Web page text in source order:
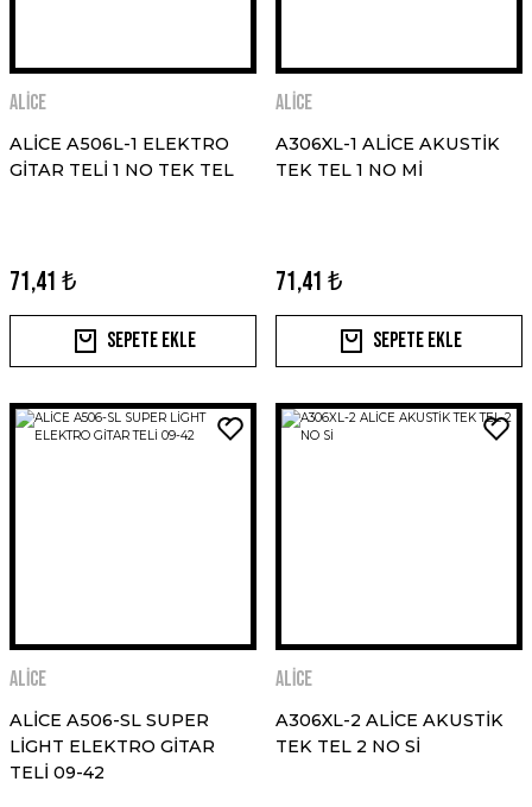
ALİCE
ALİCE A506L-1 ELEKTRO
GİTAR TELİ 1 NO TEK TEL
71,41 ₺
Sepete Ekle
ALİCE
A306XL-1 ALİCE AKUSTİK
TEK TEL 1 NO Mİ
71,41 ₺
Sepete Ekle
ALİCE
ALİCE A506-SL SUPER
LİGHT ELEKTRO GİTAR
TELİ 09-42
ALİCE
A306XL-2 ALİCE AKUSTİK
TEK TEL 2 NO Sİ